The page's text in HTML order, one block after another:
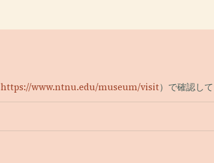
https://www.ntnu.edu/museum/visit）で確認して